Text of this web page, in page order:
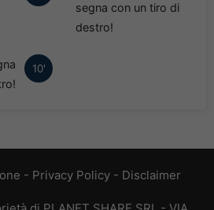
segna con un tiro di
destro!
10'
- Privacy Policy - Disclaimer